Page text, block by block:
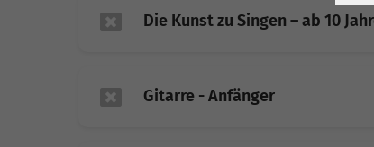
Die Kunst zu Singen – ab 10
Gitarre - Anfänger